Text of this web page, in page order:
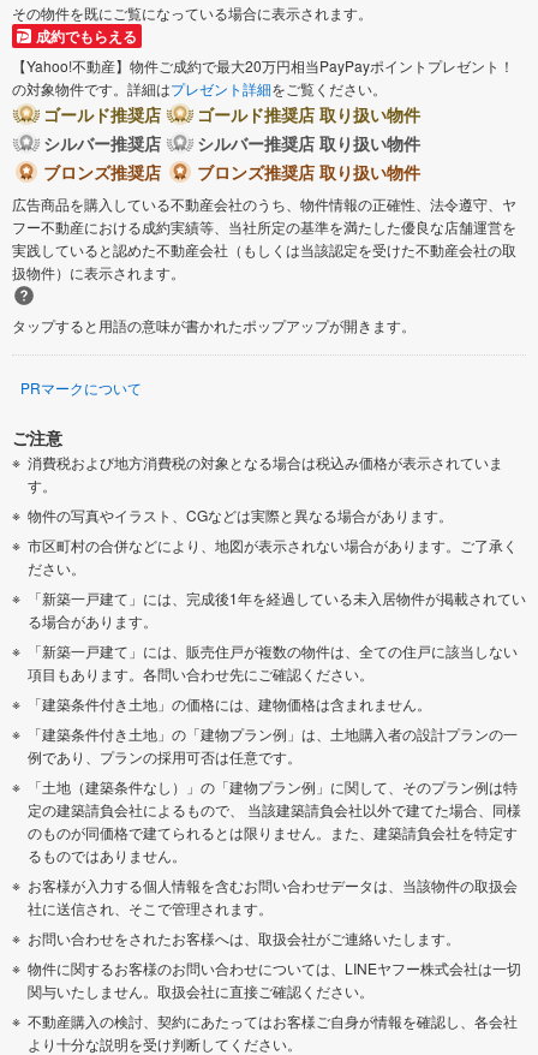
その物件を既にご覧になっている場合に表示されます。
成約でもらえる
【Yahoo!不動産】物件ご成約で最大20万円相当PayPayポイントプレゼント！
の対象物件です。詳細はプレゼント詳細をご覧ください。
ゴールド推奨店
ゴールド推奨店 取り扱い物件
シルバー推奨店
シルバー推奨店 取り扱い物件
ブロンズ推奨店
ブロンズ推奨店 取り扱い物件
広告商品を購入している不動産会社のうち、物件情報の正確性、法令遵守、ヤ
フー不動産における成約実績等、当社所定の基準を満たした優良な店舗運営を
実践していると認めた不動産会社（もしくは当該認定を受けた不動産会社の取
扱物件）に表示されます。
タップすると用語の意味が書かれたポップアップが開きます。
PRマークについて
ご注意
消費税および地方消費税の対象となる場合は税込み価格が表示されていま
す。
物件の写真やイラスト、CGなどは実際と異なる場合があります。
市区町村の合併などにより、地図が表示されない場合があります。ご了承く
ださい。
「新築一戸建て」には、完成後1年を経過している未入居物件が掲載されてい
る場合があります。
「新築一戸建て」には、販売住戸が複数の物件は、全ての住戸に該当しない
項目もあります。各問い合わせ先にご確認ください。
「建築条件付き土地」の価格には、建物価格は含まれません。
「建築条件付き土地」の「建物プラン例」は、土地購入者の設計プランの一
例であり、プランの採用可否は任意です。
「土地（建築条件なし）」の「建物プラン例」に関して、そのプラン例は特
定の建築請負会社によるもので、 当該建築請負会社以外で建てた場合、同様
のものが同価格で建てられるとは限りません。また、建築請負会社を特定す
るものではありません。
お客様が入力する個人情報を含むお問い合わせデータは、当該物件の取扱会
社に送信され、そこで管理されます。
お問い合わせをされたお客様へは、取扱会社がご連絡いたします。
物件に関するお客様のお問い合わせについては、LINEヤフー株式会社は一切
関与いたしません。取扱会社に直接ご確認ください。
不動産購入の検討、契約にあたってはお客様ご自身が情報を確認し、各会社
より十分な説明を受け判断してください。